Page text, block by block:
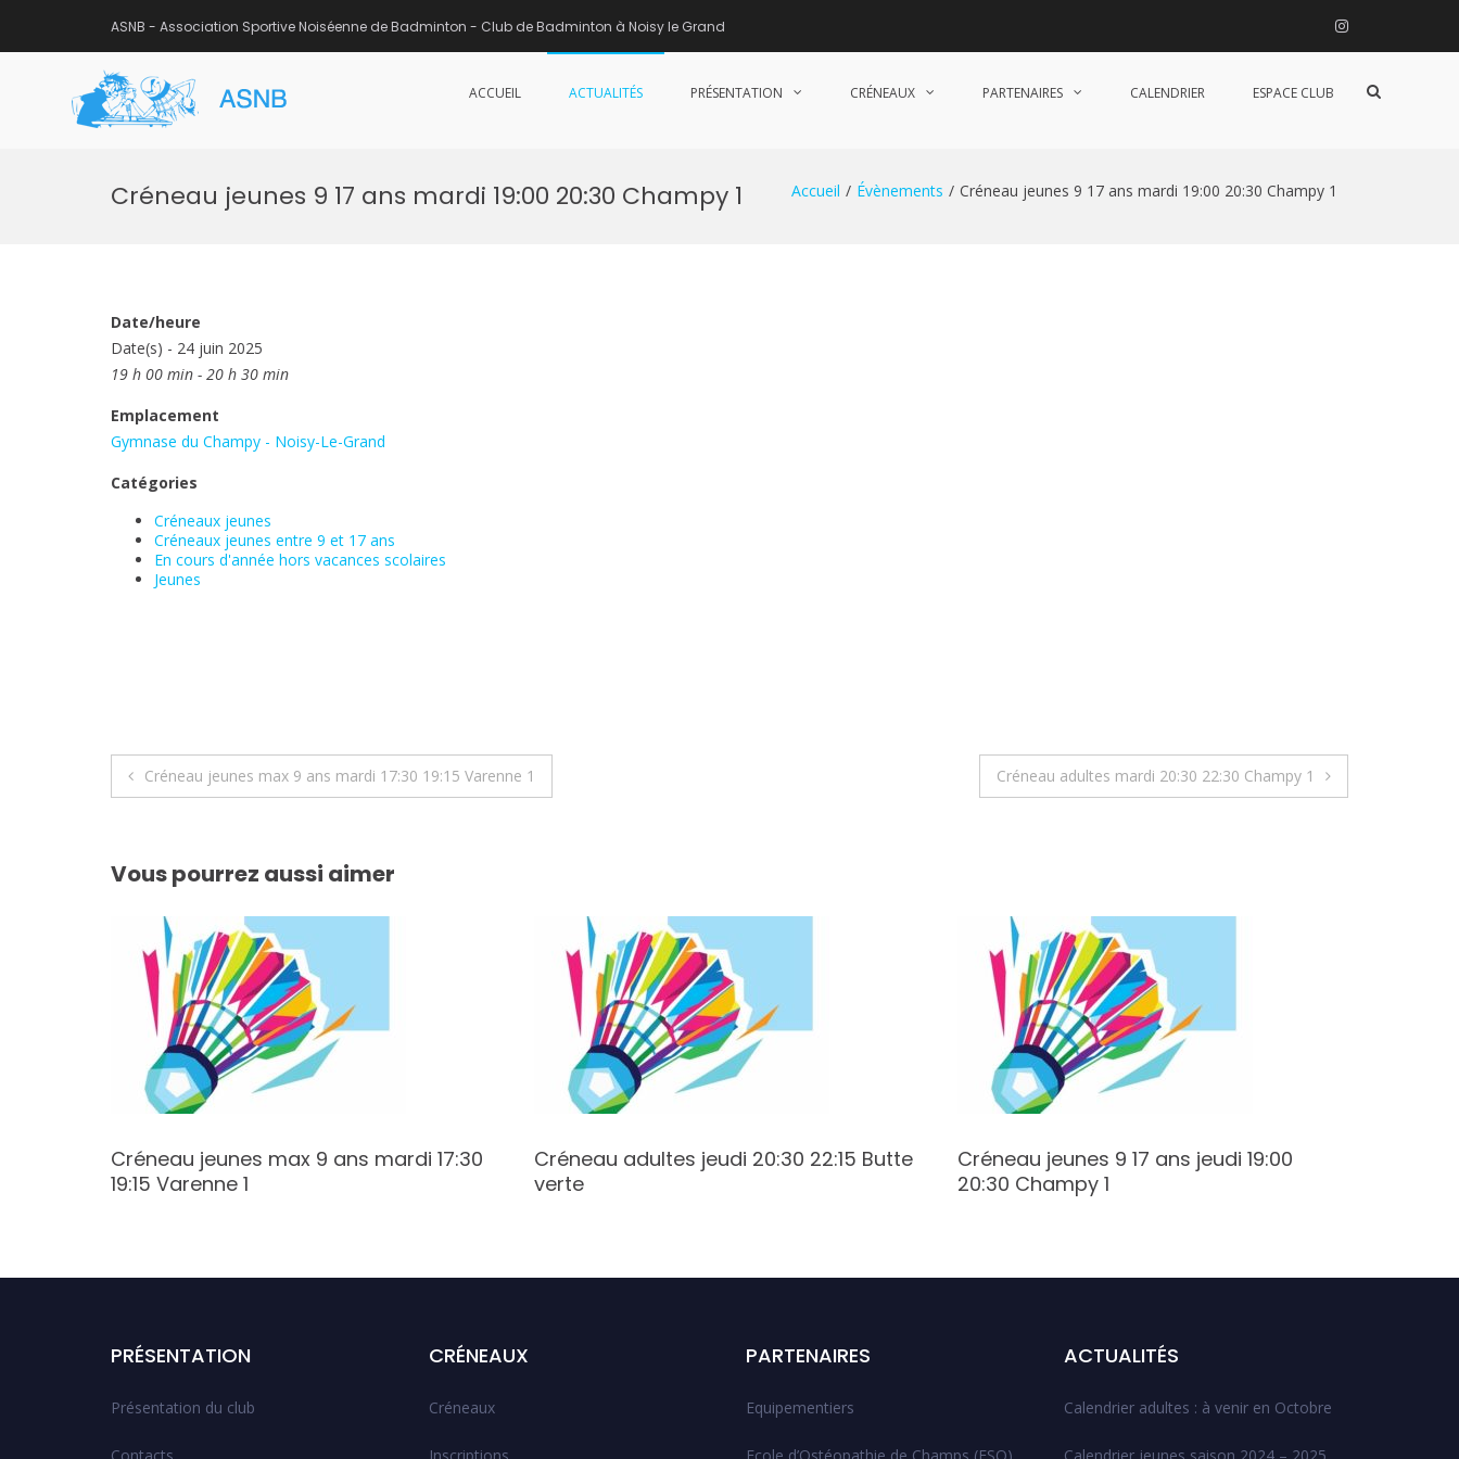
ASNB - Association Sportive Noiséenne de Badminton - Club de Badminton à Noisy le Grand Instagram
ACCUEIL ACTUALITÉS PRÉSENTATION CRÉNEAUX PARTENAIRES CALENDRIER ESPACE CLUB
Afficher
Créneau jeunes 9 17 ans mardi 19:00 20:30 Champy 1 Accueil Évènements Créneau jeunes 9 17 ans mardi 19:00 20:30 Champy 1
Date/heure
Date(s) - 24 juin 2025
19 h 00 min - 20 h 30 min
Emplacement
Gymnase du Champy - Noisy-Le-Grand
Catégories
Créneaux jeunes
Créneaux jeunes entre 9 et 17 ans
En cours d'année hors vacances scolaires
Jeunes
Navigation
l’article
Créneau jeunes max 9 ans mardi 17:30 19:15 Varenne 1 Créneau adultes mardi 20:30 22:30 Champy 1
Vous pourrez aussi aimer
Créneau jeunes max 9 ans mardi 17:30
19:15 Varenne 1
Créneau adultes jeudi 20:30 22:15 Butte
verte
Créneau jeunes 9 17 ans jeudi 19:00
20:30 Champy 1
PRÉSENTATION
Présentation du club
CRÉNEAUX
Créneaux
PARTENAIRES
Equipementiers
ACTUALITÉS
Calendrier adultes : à venir en Octobre